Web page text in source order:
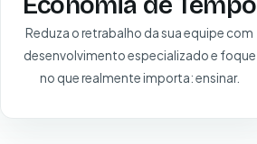
Reduza o retrabalho da sua equipe com
desenvolvimento especializado e foque
no que realmente importa: ensinar.